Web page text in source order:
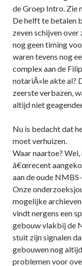
de Groep Intro. Zie
De helft te betalen
zeven schijven over
nog geen timing
waren tevens nog
complex aan de
notariÃ«le akte al?
zeerste verbazen,
altijd niet
Nu is bedacht dat
moet verhuizen.
Waar naartoe?
â€œrecent
aan de oude
Onze
mogelijke
vindt nergens een
gebouw vlakbij de
stuit zijn signalen
gebouwen nog
problemen voor